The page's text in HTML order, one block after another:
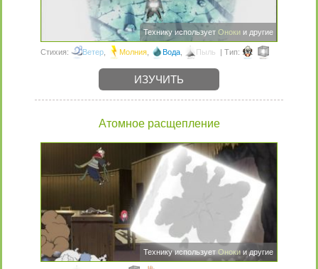
Технику использует Оноки и другие
Стихия: Ветер Молния Вода Пыль | Тип:
ИЗУЧИТЬ
Атомное расщепление
Технику использует Оноки и другие